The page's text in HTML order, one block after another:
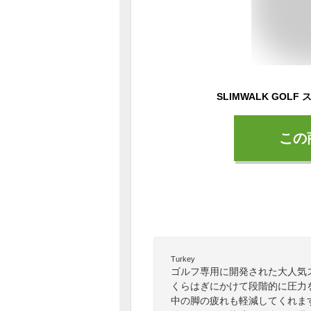
こ
Turkey
ゴルフ専用に開発された大人
くらはぎにかけて段階的に圧
中の脚の疲れも軽減してくれ